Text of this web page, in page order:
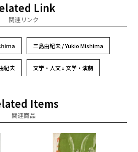
Link
関連リンク
三島由紀夫 / Yukio Mishima
紀夫 文学・人文 » 文学・演劇
Items
関連商品